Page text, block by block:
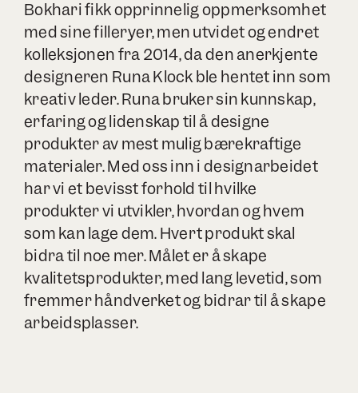
Bokhari fikk opprinnelig oppmerksomhet
med sine filleryer, men utvidet og endret
kolleksjonen fra 2014, da den anerkjente
designeren Runa Klock ble hentet inn som
kreativ leder. Runa bruker sin kunnskap,
erfaring og lidenskap til å designe
produkter av mest mulig bærekraftige
materialer. Med oss inn i designarbeidet
har vi et bevisst forhold til hvilke
produkter vi utvikler, hvordan og hvem
som kan lage dem. Hvert produkt skal
bidra til noe mer. Målet er å skape
kvalitetsprodukter, med lang levetid, som
fremmer håndverket og bidrar til å skape
arbeidsplasser.